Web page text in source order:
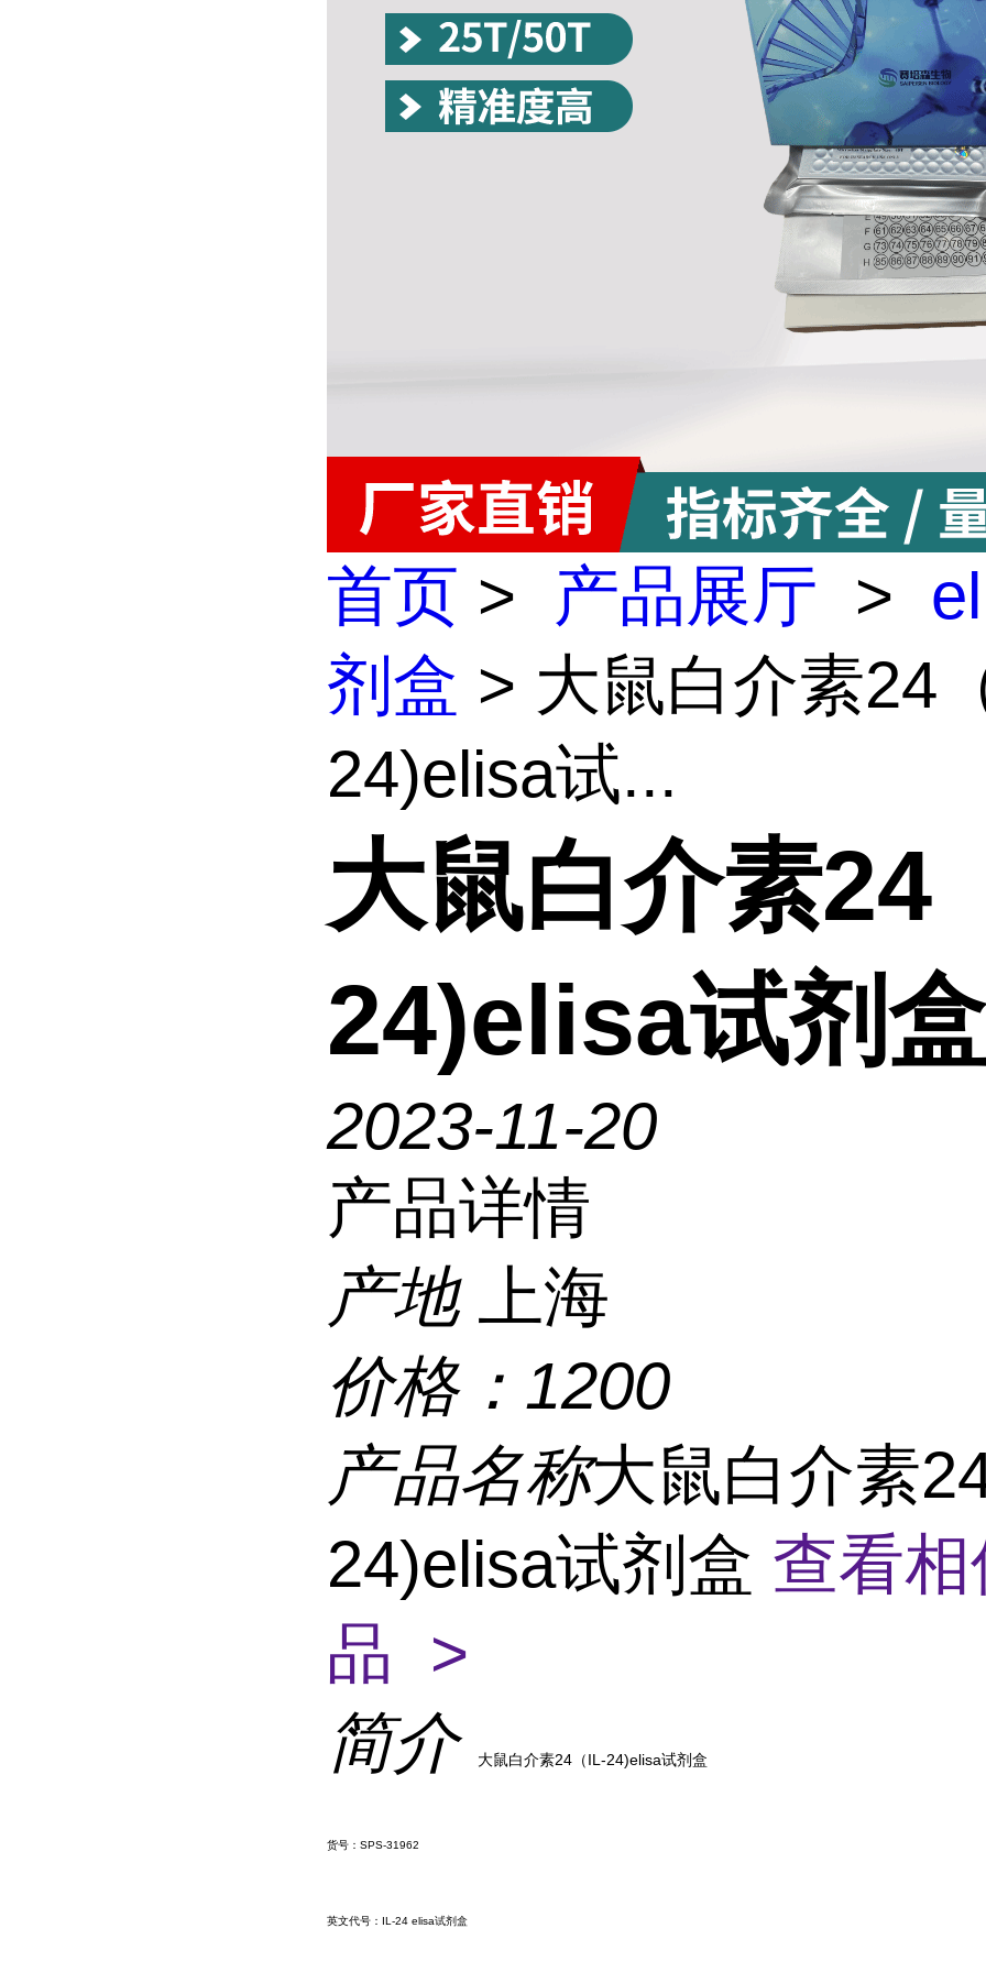
首页 > 产品展厅 >
剂盒 > 大鼠白介素24
24)elisa试...
大鼠白介素24
24)elisa试剂盒
2023-11-20
产品详情
产地 上海
价格： 1200
产品名称大鼠白介素
24)elisa试剂盒 查看
品 >
简介
大鼠白介素24（IL-24)elisa试剂盒
货号：SPS-31962
英文代号：IL-24 elisa试剂盒